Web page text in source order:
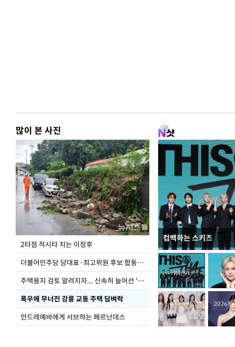
많이 본 사진
2타점 적시타 치는 이정후
더불어민주당 당대표·최고위원 후보 합동연설회
주택용지 검토 알려지자... 신속히 늘어선 '근조화환'
폭우에 무너진 강릉 교동 주택 담벼락
안드레예바에게 서브하는 페르난데스
컴백하는 스키즈
청와대 일주일